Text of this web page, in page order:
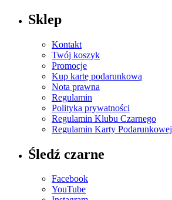
Sklep
Kontakt
Twój koszyk
Promocje
Kup kartę podarunkową
Nota prawna
Regulamin
Polityka prywatności
Regulamin Klubu Czarnego
Regulamin Karty Podarunkowej
Śledź czarne
Facebook
YouTube